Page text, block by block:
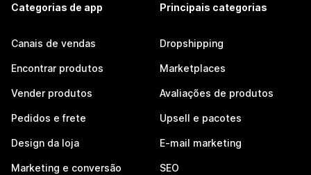
Categorias de app
Canais de vendas
Encontrar produtos
Vender produtos
Pedidos e frete
Design da loja
Marketing e conversão
Principais categorias
Dropshipping
Marketplaces
Avaliações de produtos
Upsell e pacotes
E-mail marketing
SEO